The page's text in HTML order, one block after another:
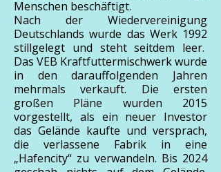
Menschen beschäftigt.
Nach der Wiedervereinigung
Deutschlands wurde das Werk 1992
stillgelegt und steht seitdem leer.
Das VEB Kraftfuttermischwerk wurde
in den darauffolgenden Jahren
mehrmals verkauft. Die ersten
großen Pläne wurden 2015
vorgestellt, als ein neuer Investor
das Gelände kaufte und versprach,
die verlassene Fabrik in eine
„Hafencity“ zu verwandeln. Bis 2024